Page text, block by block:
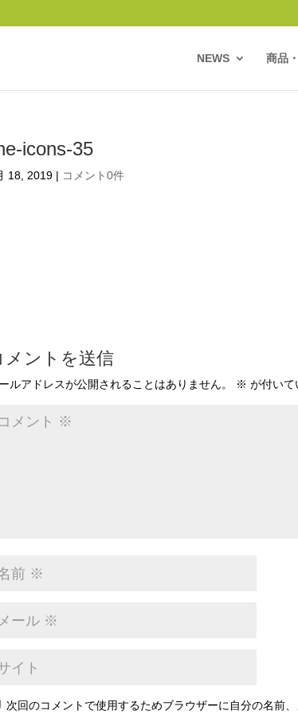
NEWS 商品
icons-35
18, 2019 | コメント0件
メントを送信
ルアドレスが公開されることはありません。 ※ が付いて
次回のコメントで使用するためブラウザーに自分の名前